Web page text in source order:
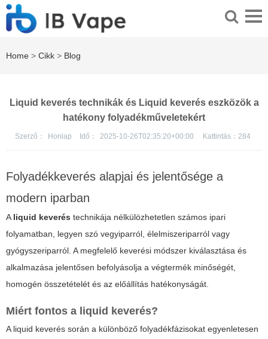
Home > Cikk > Blog
Liquid keverés technikák és Liquid keverés eszközök a
hatékony folyadékműveletekért
Szerző： Honlap Idő： 2025-10-26T02:35:20+00:00 Kattintás： 284
Folyadékkeverés alapjai és jelentősége a
modern iparban
Aliquid keverés technikája nélkülözhetetlen számos ipari
folyamatban, legyen szó vegyiparról, élelmiszeriparról vagy
gyógyszeriparról. A megfelelő keverési módszer kiválasztása és
alkalmazása jelentősen befolyásolja a végtermék minőségét,
homogén összetételét és az előállítás hatékonyságát.
Miért fontos a liquid keverés?
Aliquid keverés során a különböző folyadékfázisokat egyenletesen